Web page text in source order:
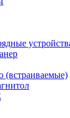
(встраиваемые)